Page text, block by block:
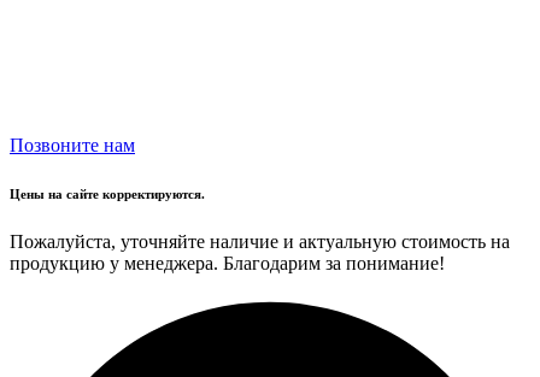
Позвоните нам
Цены на сайте корректируются.
Пожалуйста, уточняйте наличие и актуальную стоимость на
продукцию у менеджера. Благодарим за понимание!